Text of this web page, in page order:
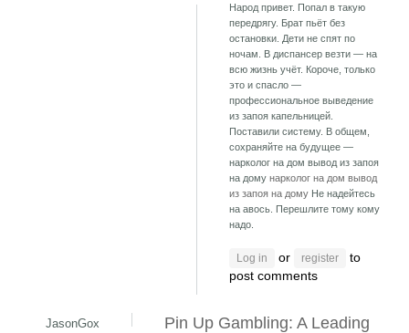
Народ привет. Попал в такую
передрягу. Брат пьёт без
остановки. Дети не спят по
ночам. В диспансер везти — на
всю жизнь учёт. Короче, только
это и спасло —
профессиональное выведение
из запоя капельницей.
Поставили систему. В общем,
сохраняйте на будущее —
нарколог на дом вывод из запоя
на дому нарколог на дом вывод
из запоя на дому Не надейтесь
на авось. Перешлите тому кому
надо.
Log in or register
to
post comments
JasonGox
Pin Up Gambling: A Leading